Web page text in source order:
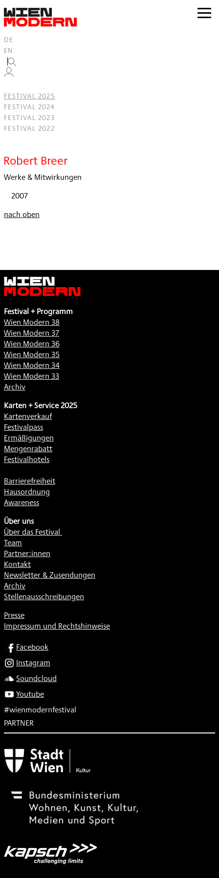
springen
zur
DE
EN
FESTIVAL 2025
FESTIVAL 2024
FESTIVAL 2023
FESTIVAL 2022
Robert Breer
Werke & Mitwirkungen
2007
nach oben
Wien
Modern
Festival + Programm
Wien Modern 38
Wien Modern 37
Wien Modern 36
Wien Modern 35
Wien Modern 34
Wien Modern 33
Archiv
Karten + Service 2025
Kartenverkauf
Festivalpass
Ermäßigungen
Mengenrabatt
Festivalhotels
Barrierefreiheit
Hausordnung
Awareness
Über uns
Über das Festival
Team
Partner:innen
Kontakt
Newsletter & Zusendungen
Archiv
Stellenausschreibungen
Presse
Impressum und Rechtshinweise
SOCIALFacebook
Instagram
Soundcloud
Youtube
#wienmodernfestival
PARTNER
Subventionsgeber